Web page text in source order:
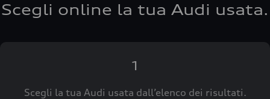
Scegli online la tua Audi usata.
1
Scegli la tua Audi usata dall’elenco dei risultati.